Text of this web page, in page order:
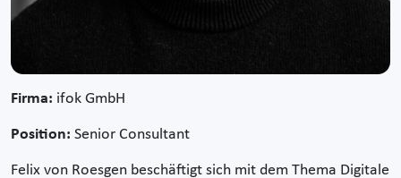
Firma: ifok GmbH
Position: Senior Consultant
Felix von Roesgen beschäftigt sich mit dem Thema Digitale